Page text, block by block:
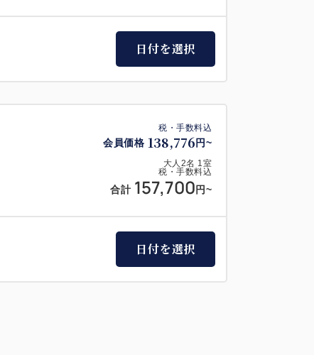
日付を選択
税・手数料込
会員価格 138,776 円~
大人 2名 1室
税・手数料込
合計 157,700 円~
日付を選択